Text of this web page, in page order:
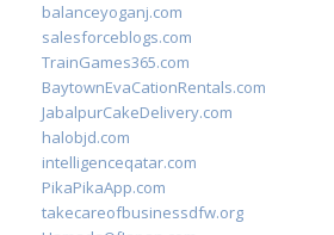
balanceyoganj.com
salesforceblogs.com
TrainGames365.com
BaytownEvaCationRentals.com
JabalpurCakeDelivery.com
halobjd.com
intelligenceqatar.com
PikaPikaApp.com
takecareofbusinessdfw.org